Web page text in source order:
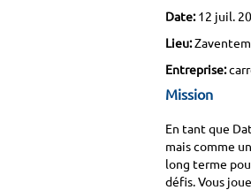
Date:12 juil.
Lieu:
Entreprise:
Mission
En tant que
mais comme
long terme
défis. Vous